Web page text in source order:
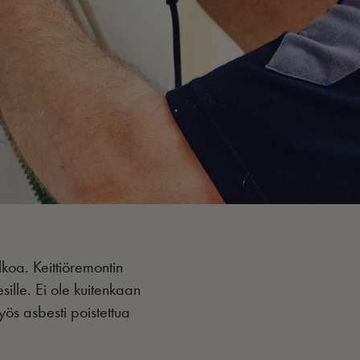
Keittiöremontin
Ei ole kuitenkaan
asbesti poistettua